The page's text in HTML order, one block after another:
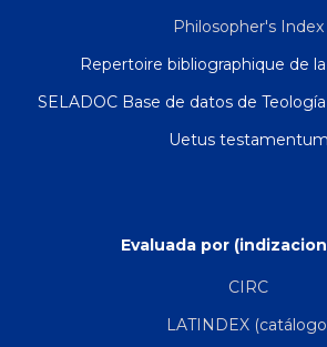
Philosopher's Index
Repertoire bibliographique de
SELADOC Base de datos de
Uetus testamentum
Evaluada por
CIRC
LATINDEX